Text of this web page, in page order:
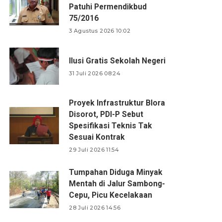
Patuhi Permendikbud
75/2016
3 Agustus 2026 10:02
Ilusi Gratis Sekolah Negeri
31 Juli 2026 08:24
Proyek Infrastruktur Blora
Disorot, PDI-P Sebut
Spesifikasi Teknis Tak
Sesuai Kontrak
29 Juli 2026 11:54
Tumpahan Diduga Minyak
Mentah di Jalur Sambong-
Cepu, Picu Kecelakaan
28 Juli 2026 14:56